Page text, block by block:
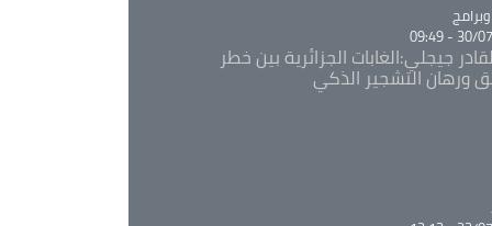
30/07/
جيجلي:الغابات الجزائرية بين خطر
ورهان التشجير الذكي